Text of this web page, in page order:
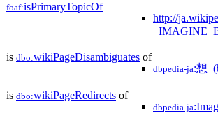
foaf:isPrimaryTopicOf
http://
is dbo:wikiPageDisambiguates of
dbpedia-ja:想
is dbo:wikiPageRedirects of
dbpedia-ja